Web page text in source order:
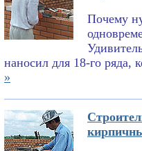
Почему
наносил для 18-го ряда,
»